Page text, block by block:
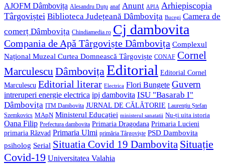
AJOFM Dâmbovița Alesandru Duțu anaf Anunt APIA Arhiepiscopia
Târgoviștei Biblioteca Județeană Dâmbovița Bucegi Camera de
comerț Dâmbovița Chindiamedia.ro Cj dambovita
Compania de Apă Târgoviște Dâmbovița Complexul
Național Muzeal Curtea Domnească Târgoviște CONAF Cornel
Marculescu DâmbovițaEditorial Editorial Cornel
Marculescu Editorial literar Electrica Flori Bungete Guvern
intreruperi energie electrica ipj dambovita ISU "Basarab I"
Dâmbovița ITM Dambovita JURNAL DE CĂLĂTORIE Laurențiu Ștefan
Szemkovics MApN Ministerul Educației ministerul sanatatii Nu-ți uita istoria
Oana Filip Prefectura dambovita Primaria Dragodana Primaria Lucieni
primaria Răzvad Primaria Ulmi primăria Târgoviște PSD Dambovita
psiholog Serial Situatia Covid 19 Dambovita Situație
Covid-19 Universitatea Valahia